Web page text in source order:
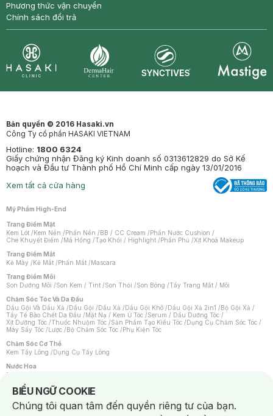
Phương thức vận chuyển
Chính sách đổi trả
Bản quyền © 2016 Hasaki.vn
Công Ty cổ phần HASAKI VIETNAM
Hotline: 1800 6324
Giấy chứng nhận Đăng ký Kinh doanh số 0313612829 do Sở Kế
hoạch và Đầu tư Thành phố Hồ Chí Minh cấp ngày 13/01/2016
Xem tất cả cửa hàng
Mỹ Phẩm High-End
Trang Điểm Mặt
Kem Lót /Kem Nền /Phấn Nền /BB / CC Cream /Phấn Nước Cushion /
Che Khuyết Điểm /Má Hồng /Tạo Khối / Highlight /Phấn Phủ /Xịt Khoá Makeup
Trang Điểm Mắt
Kẻ Mày /Kẻ Mắt /Phấn Mắt /Mascara
Trang Điểm Môi
Son Dưỡng Môi /Son Kem / Tint /Son Thỏi /Son Bóng /Tẩy Trang Mắt / Môi
Chăm Sóc Tóc Và Da Đầu
Dầu Gội Và Dầu Xả /Dầu Gội /Dầu Xả /Dầu Gội Khô /Dầu Gội Xả 2in1 /Bộ Gội Xả /
Tẩy Tế Bào Chết Da Đầu /Mặt Nạ / Kem Ủ Tóc /Serum / Dầu Dưỡng Tóc /
Xịt Dưỡng Tóc /Thuốc Nhuộm Tóc /Sản Phẩm Tạo Kiểu Tóc /Dụng Cụ Chăm Sóc Tóc /
Máy Sấy Tóc /Lược /Bộ Chăm Sóc Tóc /Phụ Kiện Tóc
Chăm Sóc Cơ Thể
Kem Tẩy Lông /Dụng Cụ Tẩy Lông
Nước Hoa
Nước Hoa Nữ
Chăm Sóc Cá Nhân
Chống Muỗi /Khẩu Trang /Máy Massage/Mặt Nạ Xông Hơi /Nước Rửa Tay/
Sản Phẩm Chăm Sóc Khác /Bàn Chải Đánh Răng /Bàn Chải Điện/
BIỂU NGỮ COOKIE
Notice about cookies usage
Chúng tôi quan tâm đến quyền riêng tư của bạn.